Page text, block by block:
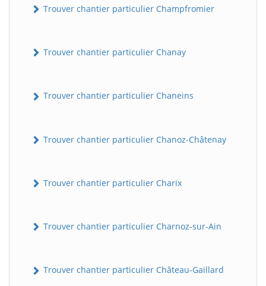
Trouver chantier particulier Champfromier
Trouver chantier particulier Chanay
Trouver chantier particulier Chaneins
Trouver chantier particulier Chanoz-Châtenay
Trouver chantier particulier Charix
Trouver chantier particulier Charnoz-sur-Ain
Trouver chantier particulier Château-Gaillard